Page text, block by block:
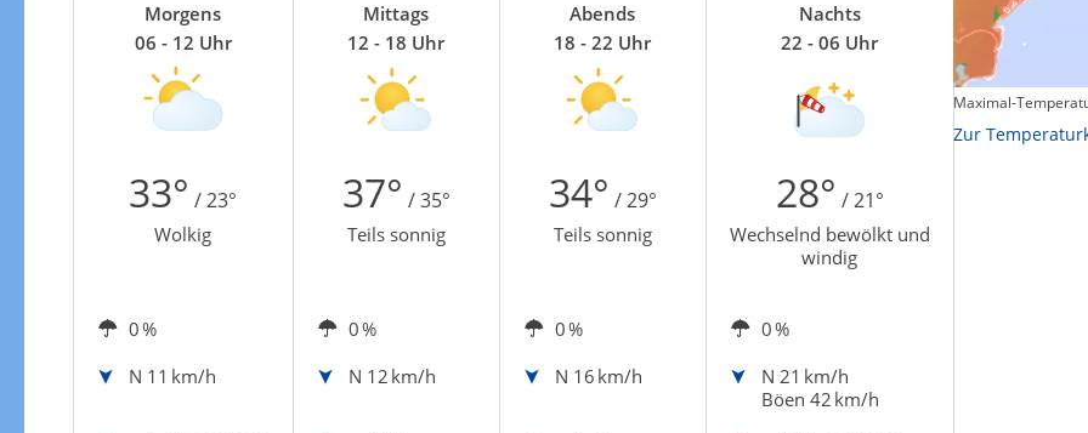
Morgens
06 - 12 Uhr
Mittags
12 - 18 Uhr
Abends
18 - 22 Uhr
Nachts
22 - 06 Uhr
33° / 23° 37° / 35° 34° / 29° 28° / 21°
Wolkig Teils sonnig Teils sonnig
Wechselnd bewölkt und
windig
0 % 0 % 0 %
0 %
N 11 km/h N 12 km/h N 16 km/h N 21 km/h
Böen 42 km/h
Gewitterrisiko in 3h
Zur Gewitterrisikokarte
Zum animierten Regenradar Maximal-
Zur